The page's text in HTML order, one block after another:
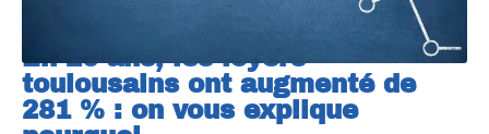
En 20 ans, les loyers
toulousains ont augmenté de
281 % : on vous explique